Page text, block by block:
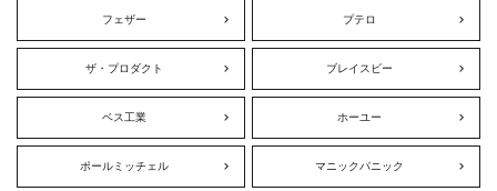
フェザー プテロ
ザ・プロダクト ブレイスビー
ベス工業 ホーユー
ポールミッチェル マニックパニック